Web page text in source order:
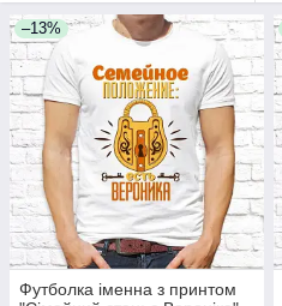
–13%
Футболка іменна з принтом